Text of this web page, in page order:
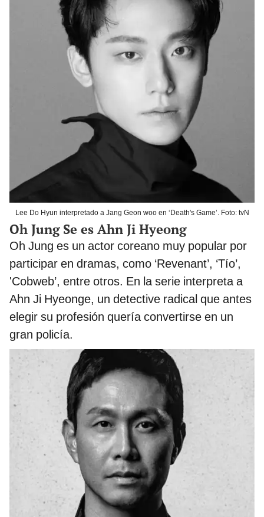
Lee Do Hyun interpretado a Jang Geon woo en ‘Death's Game’. Foto: tvN
Oh Jung Se es Ahn Ji Hyeong
Oh Jung es un actor coreano muy popular por
participar en dramas, como ‘Revenant’, ‘Tío’,
'Cobweb’, entre otros. En la serie interpreta a
Ahn Ji Hyeonge, un detective radical que antes
elegir su profesión quería convertirse en un
gran policía.